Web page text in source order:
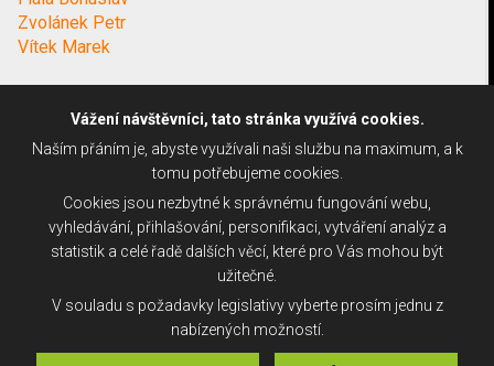
Zvolánek Petr
Vítek Marek
Vážení návštěvníci, tato stránka využívá cookies.
Naším přáním je, abyste využívali naši službu na maximum, a k
tomu potřebujeme cookies.
Cookies jsou nezbytné k správnému fungování webu,
vyhledávání, přihlašování, personifikaci, vytváření analýz a
statistik a celé řadě dalších věcí, které pro Vás mohou být
užitečné.
V souladu s požadavky legislativy vyberte prosím jednu z
nabízených možností.